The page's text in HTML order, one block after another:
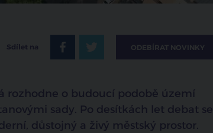
Sdílet na ODEBÍRAT NOVINKY
rozhodne o budoucí podobě území
sady. Po desítkách let debat se
důstojný a živý městský prostor.